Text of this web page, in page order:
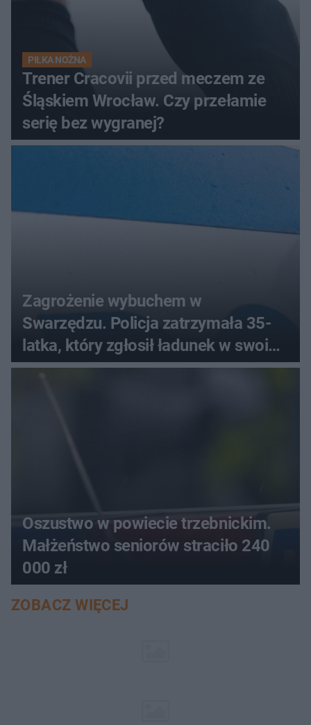
PIŁKA NOŻNA
Trener Cracovii przed meczem ze
Śląskiem Wrocław. Czy przełamie
serię bez wygranej?
Zagrożenie wybuchem w
Swarzędzu. Policja zatrzymała 35-
latka, który zgłosił ładunek w swoim
aucie
Oszustwo w powiecie trzebnickim.
Małżeństwo seniorów straciło 240
000 zł
ZOBACZ WIĘCEJ